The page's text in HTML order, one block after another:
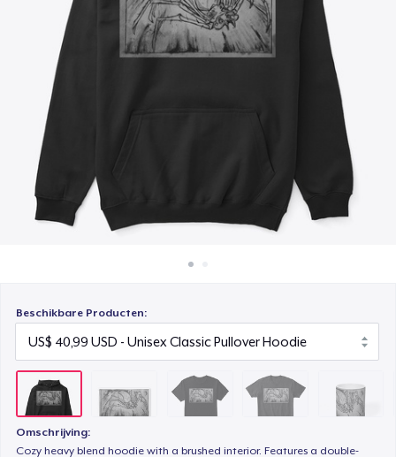
Verkoop overal
Beschikbare Producten:
Omschrijving:
Cozy heavy blend hoodie with a brushed interior. Features a double-
Classic Crew Neck T-Shirt
US$ 22,99
US$ 15,99
Women's Classic Tee
US$ 30,99
Next Level 3600 | Premium Ring-Spun Cotton T-Shirt